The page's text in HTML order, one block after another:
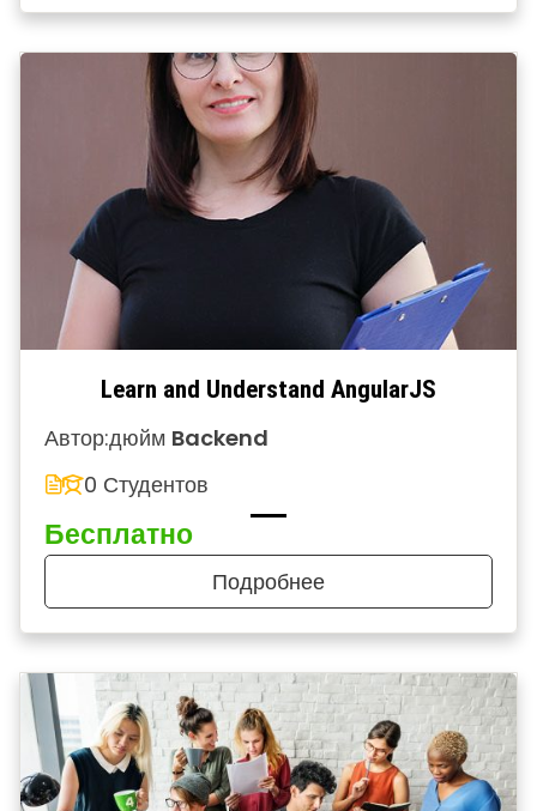
Learn and Understand AngularJS
Автор:дюйм Backend
0 Студентов
Бесплатно
Подробнее